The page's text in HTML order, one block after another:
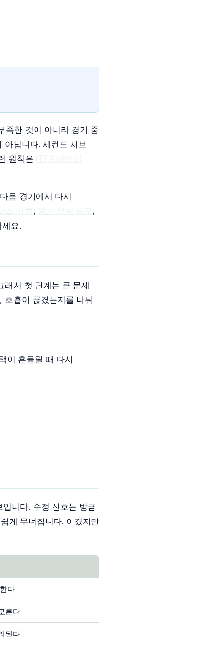
족한 것이 아니라 경기 중
아닙니다. 세컨드 서브
원칙은
음 경기에서 다시
,
,
세요.
래서 첫 단계는 큰 문제
호흡이 끊겼는지를 나눠
이 흔들릴 때 다시
니다. 수정 신호는 방금
게 무너집니다. 이겼지만
다
른다
된다